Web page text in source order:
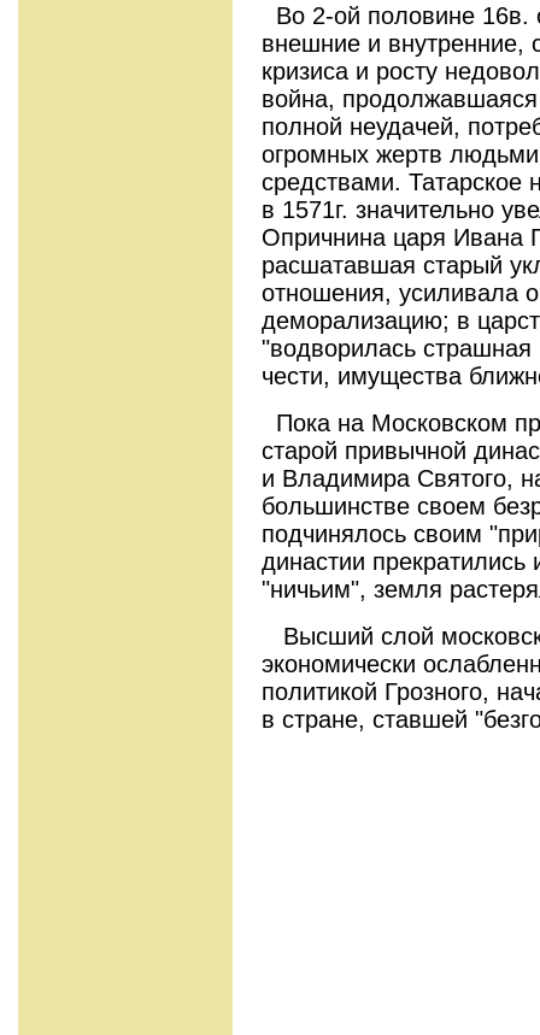
Во 2-ой половине 16в.
внешние и внутренние,
кризиса и росту
война,
полной неудачей,
огромных жертв
средствами. Татарское
в 1571г. значительно
Опричнина царя Ивана
расшатавшая старый
отношения, усиливала
деморализацию; в
"водворилась
чести, имущества
Пока на Московском
старой привычной
и Владимира Святого,
большинстве своем
подчинялось своим
династии прекратились
"ничьим", земля
Высший слой
экономически
политикой Грозного,
в стране, ставшей